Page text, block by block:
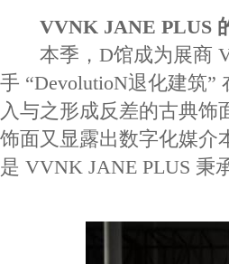
VVNK JANE PLUS
本季，D馆成为展商
手 “DevolutioN退化建筑”
入与之形成反差的古典饰
饰面又显露出数字化媒介
是 VVNK JANE PLUS 秉